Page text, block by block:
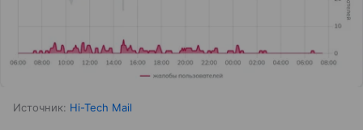
Источник: Hi-Tech Mail